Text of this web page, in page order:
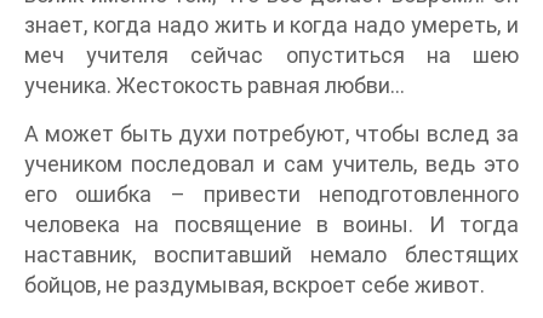
знает, когда надо жить и когда надо умереть, и
меч учителя сейчас опуститься на шею
ученика. Жестокость равная любви…
А может быть духи потребуют, чтобы вслед за
учеником последовал и сам учитель, ведь это
его ошибка – привести неподготовленного
человека на посвящение в воины. И тогда
наставник, воспитавший немало блестящих
бойцов, не раздумывая, вскроет себе живот.